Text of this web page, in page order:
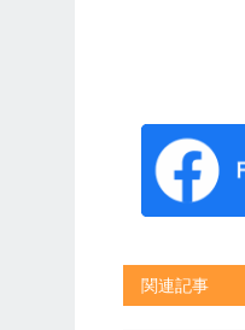
関連記事